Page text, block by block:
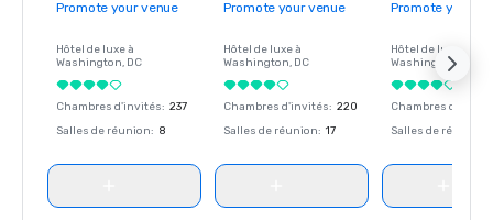
Promote your venue
Hôtel de luxe à
Washington, DC
Chambres d'invités: 237
Salles de réunion: 8
Promote your venue
Hôtel de luxe à
Washington, DC
Chambres d'invités: 220
Salles de réunion: 17
Promote your
Hôtel de luxe à
Washington
Chambres
Salles de réunion